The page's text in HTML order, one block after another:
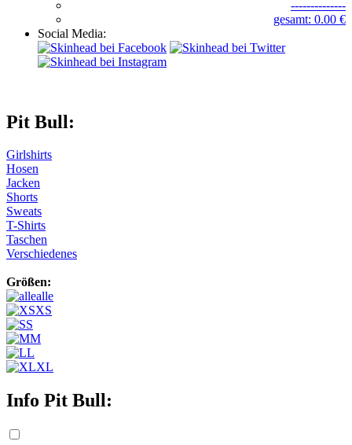
--------------
gesamt: 0.00 €
Social Media:
Pit Bull:
Girlshirts
Hosen
Jacken
Shorts
Sweats
T-Shirts
Taschen
Verschiedenes
Größen:
alle
XS
S
M
L
XL
Info Pit Bull: